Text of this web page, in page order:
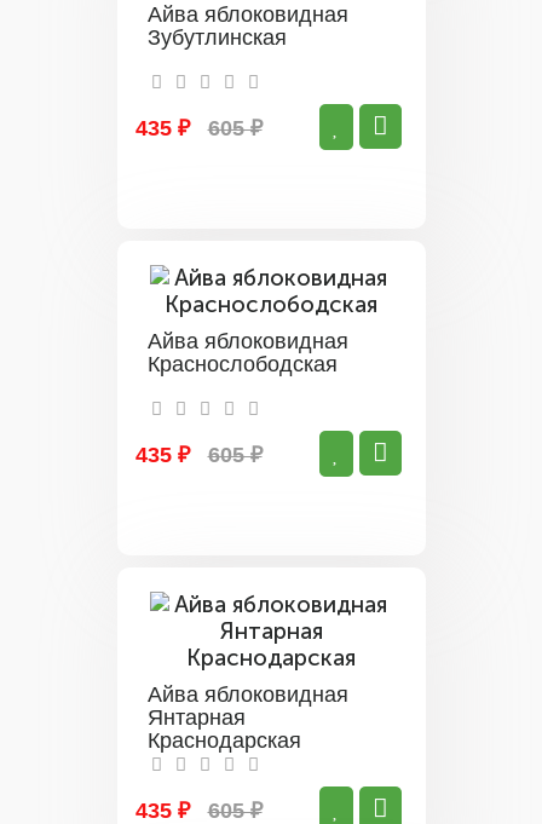
Айва яблоковидная
Зубутлинская
435 ₽ 605 ₽
Айва яблоковидная
Краснослободская
435 ₽ 605 ₽
Айва яблоковидная
Янтарная
Краснодарская
435 ₽ 605 ₽